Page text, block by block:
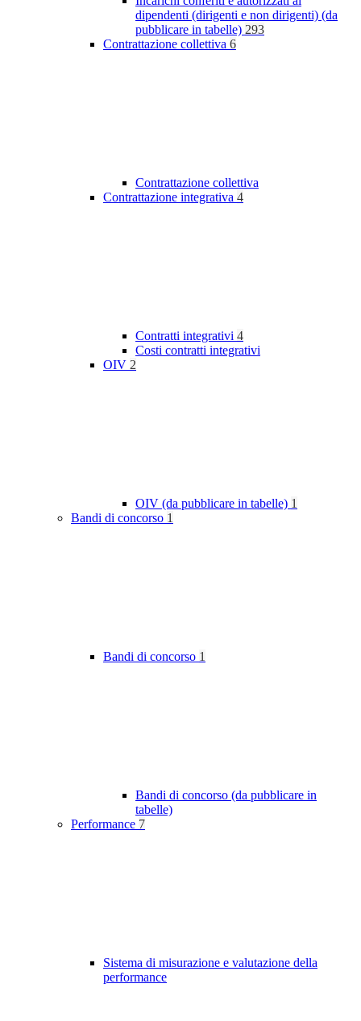
dipendenti (dirigenti e non dirigenti) (da
pubblicare in tabelle) 293
Contrattazione collettiva 6
Contrattazione collettiva
Contrattazione integrativa 4
Contratti integrativi 4
Costi contratti integrativi
OIV 2
OIV (da pubblicare in tabelle) 1
Bandi di concorso 1
Bandi di concorso 1
Bandi di concorso (da pubblicare in
tabelle)
Performance 7
Sistema di misurazione e valutazione della
performance